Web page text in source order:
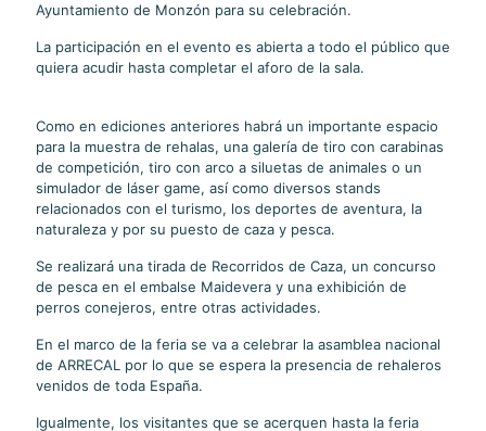
Ayuntamiento de Monzón para su celebración.
La participación en el evento es abierta a todo el público que
quiera acudir hasta completar el aforo de la sala.
Como en ediciones anteriores habrá un importante espacio
para la muestra de rehalas, una galería de tiro con carabinas
de competición, tiro con arco a siluetas de animales o un
simulador de láser game, así como diversos stands
relacionados con el turismo, los deportes de aventura, la
naturaleza y por su puesto de caza y pesca.
Se realizará una tirada de Recorridos de Caza, un concurso
de pesca en el embalse Maidevera y una exhibición de
perros conejeros, entre otras actividades.
En el marco de la feria se va a celebrar la asamblea nacional
de ARRECAL por lo que se espera la presencia de rehaleros
venidos de toda España.
Igualmente, los visitantes que se acerquen hasta la feria